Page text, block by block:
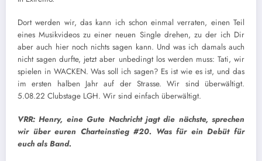
Dort werden wir, das kann ich schon einmal verraten, einen Teil
eines Musikvideos zu einer neuen Single drehen, zu der ich Dir
aber auch hier noch nichts sagen kann. Und was ich damals auch
nicht sagen durfte, jetzt aber unbedingt los werden muss: Tati, wir
spielen in WACKEN. Was soll ich sagen? Es ist wie es ist, und das
im ersten halben Jahr auf der Strasse. Wir sind überwältigt.
5.08.22 Clubstage LGH. Wir sind einfach überwältigt.
VRR: Henry, eine Gute Nachricht jagt die nächste, sprechen
wir über euren Charteinstieg #20. Was für ein Debüt für
euch als Band.